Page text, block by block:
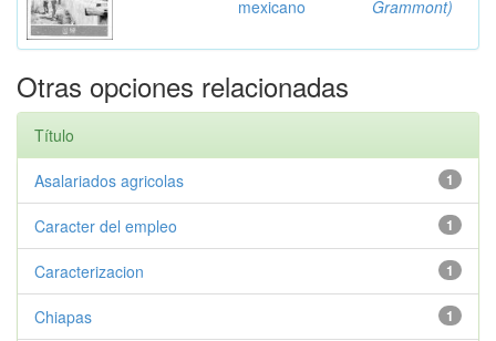
mexicano
Grammont)
Otras opciones relacionadas
Título
1
Asalariados agricolas
1
Caracter del empleo
1
Caracterizacion
1
Chiapas